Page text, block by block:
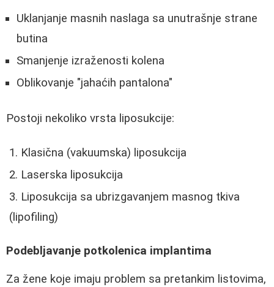
Uklanjanje masnih naslaga sa unutrašnje strane
butina
Smanjenje izraženosti kolena
Oblikovanje "jahaćih pantalona"
Postoji nekoliko vrsta liposukcije:
Klasična (vakuumska) liposukcija
Laserska liposukcija
Liposukcija sa ubrizgavanjem masnog tkiva
(lipofiling)
Podebljavanje potkolenica implantima
Za žene koje imaju problem sa pretankim listovima,